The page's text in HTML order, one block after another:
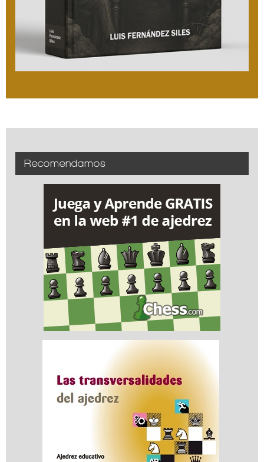
Recomendamos